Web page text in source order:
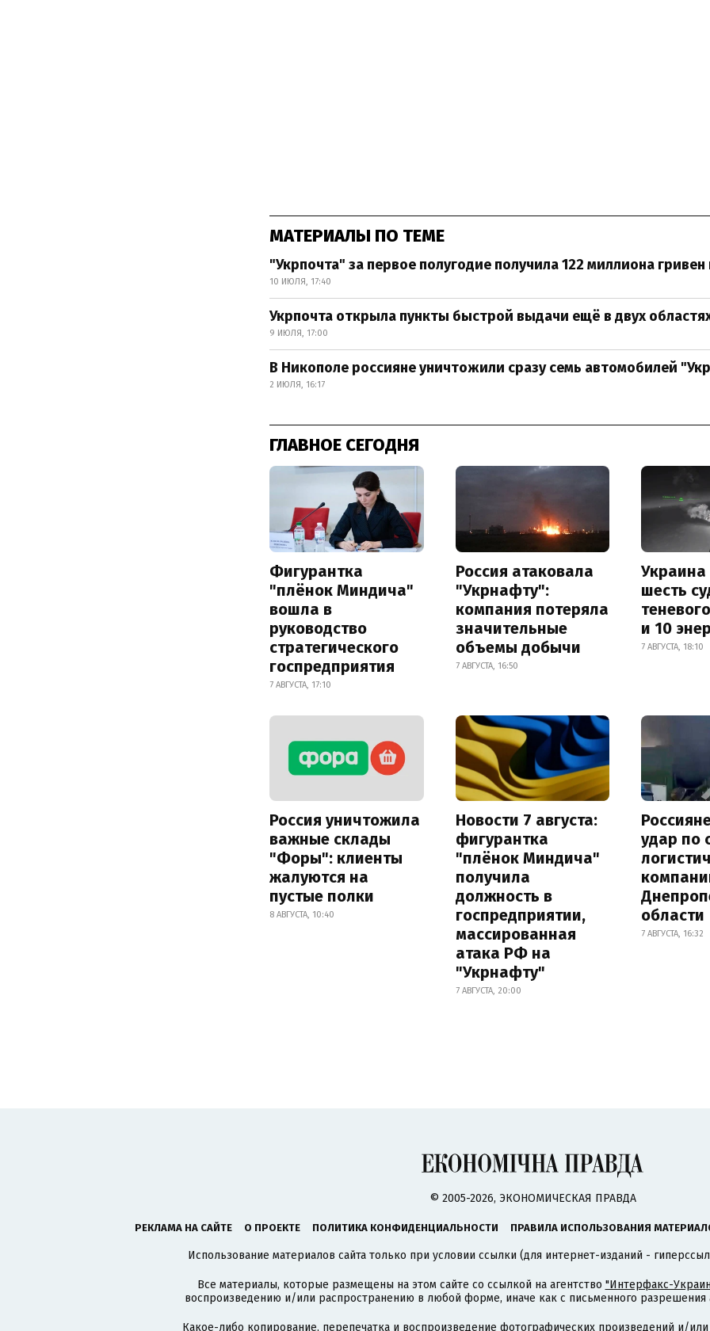
МАТЕРИАЛЫ ПО ТЕМЕ
"Укрпочта" за первое полугодие получила 122 миллиона
10 ИЮЛЯ, 17:40
Укрпочта открыла пункты быстрой выдачи ещё в двух
9 ИЮЛЯ, 17:00
В Никополе россияне уничтожили сразу семь автомобилей
2 ИЮЛЯ, 16:17
ГЛАВНОЕ СЕГОДНЯ
Фигурантка
"плёнок Миндича"
вошла в
руководство
стратегического
госпредприятия
7 АВГУСТА, 17:10
Россия атаковала
"Укрнафту":
компания потеряла
значительные
объемы добычи
7 АВГУСТА, 16:50
шесть
и 10
7 АВГУСТА, 18:10
Россия уничтожила
важные склады
"Форы": клиенты
жалуются на
пустые полки
8 АВГУСТА, 10:40
Новости 7 августа:
фигурантка
"плёнок Миндича"
получила
должность в
госпредприятии,
массированная
атака РФ на
"Укрнафту"
7 АВГУСТА, 20:00
удар по
области
7 АВГУСТА, 16:32
© 2005-2026, ЭКОНОМИЧЕСКАЯ ПРАВДА
РЕКЛАМА НА САЙТЕ О ПРОЕКТЕ ПОЛИТИКА КОНФИДЕНЦИАЛЬНОСТИ ПРАВИЛА ИСПОЛЬЗОВАНИЯ
Использование материалов сайта только при условии ссылки (для интернет-изданий -
Все материалы, которые размещены на этом сайте со ссылкой на агентство "Интерфакс-
воспроизведению и/или распространению в любой форме, иначе как с письменного разрешения
Какое-либо копирование, перепечатка и воспроизведение фотографических произведений и/